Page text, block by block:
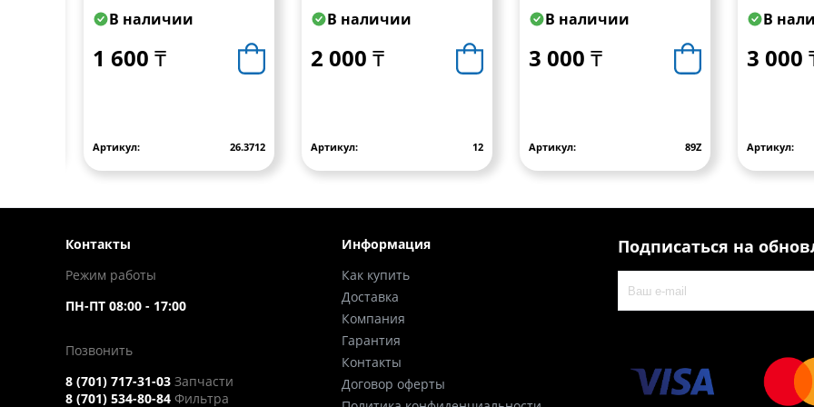
В наличии
1 600 ₸
Артикул: 26.3712
В наличии
2 000 ₸
Артикул: 12
В наличии
3 000 ₸
Артикул: 89Z
В
3 000
Артикул:
Контакты
Режим работы
ПН-ПТ 08:00 - 17:00
Позвонить
8 (701) 717-31-03 Запчасти
8 (701) 534-80-84 Фильтра
Информация
Как купить
Доставка
Компания
Гарантия
Контакты
Договор оферты
Подписаться на